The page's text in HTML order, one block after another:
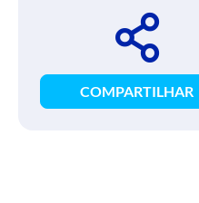
COMPARTILHAR